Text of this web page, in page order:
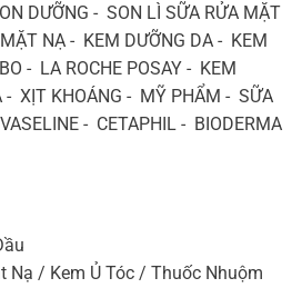
DƯỠNG - SON LÌ SỮA RỬA MẶT
NẠ - KEM DƯỠNG DA - KEM
- LA ROCHE POSAY - KEM
- XỊT KHOÁNG - MỸ PHẨM - SỮA
- CETAPHIL - BIODERMA
Nạ / Kem Ủ Tóc / Thuốc Nhuộm